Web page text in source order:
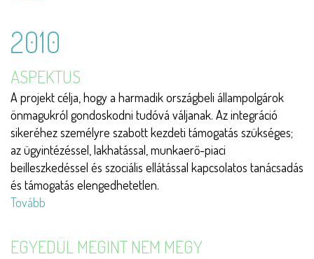
2010
ASPEKTUS
A projekt célja, hogy a harmadik országbeli állampolgárok
önmagukról gondoskodni tudóvá váljanak. Az integráció
sikeréhez személyre szabott kezdeti támogatás szükséges;
az ügyintézéssel, lakhatással, munkaerő-piaci
beilleszkedéssel és szociális ellátással kapcsolatos tanácsadás
és támogatás elengedhetetlen.
Tovább
EGYEDÜL MEGINT NEM MEGY